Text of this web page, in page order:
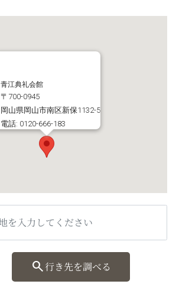
青江典礼会館
〒700-0945
岡山県岡山市南区新保1132-5
電話: 0120-666-183
search行き先を調べる